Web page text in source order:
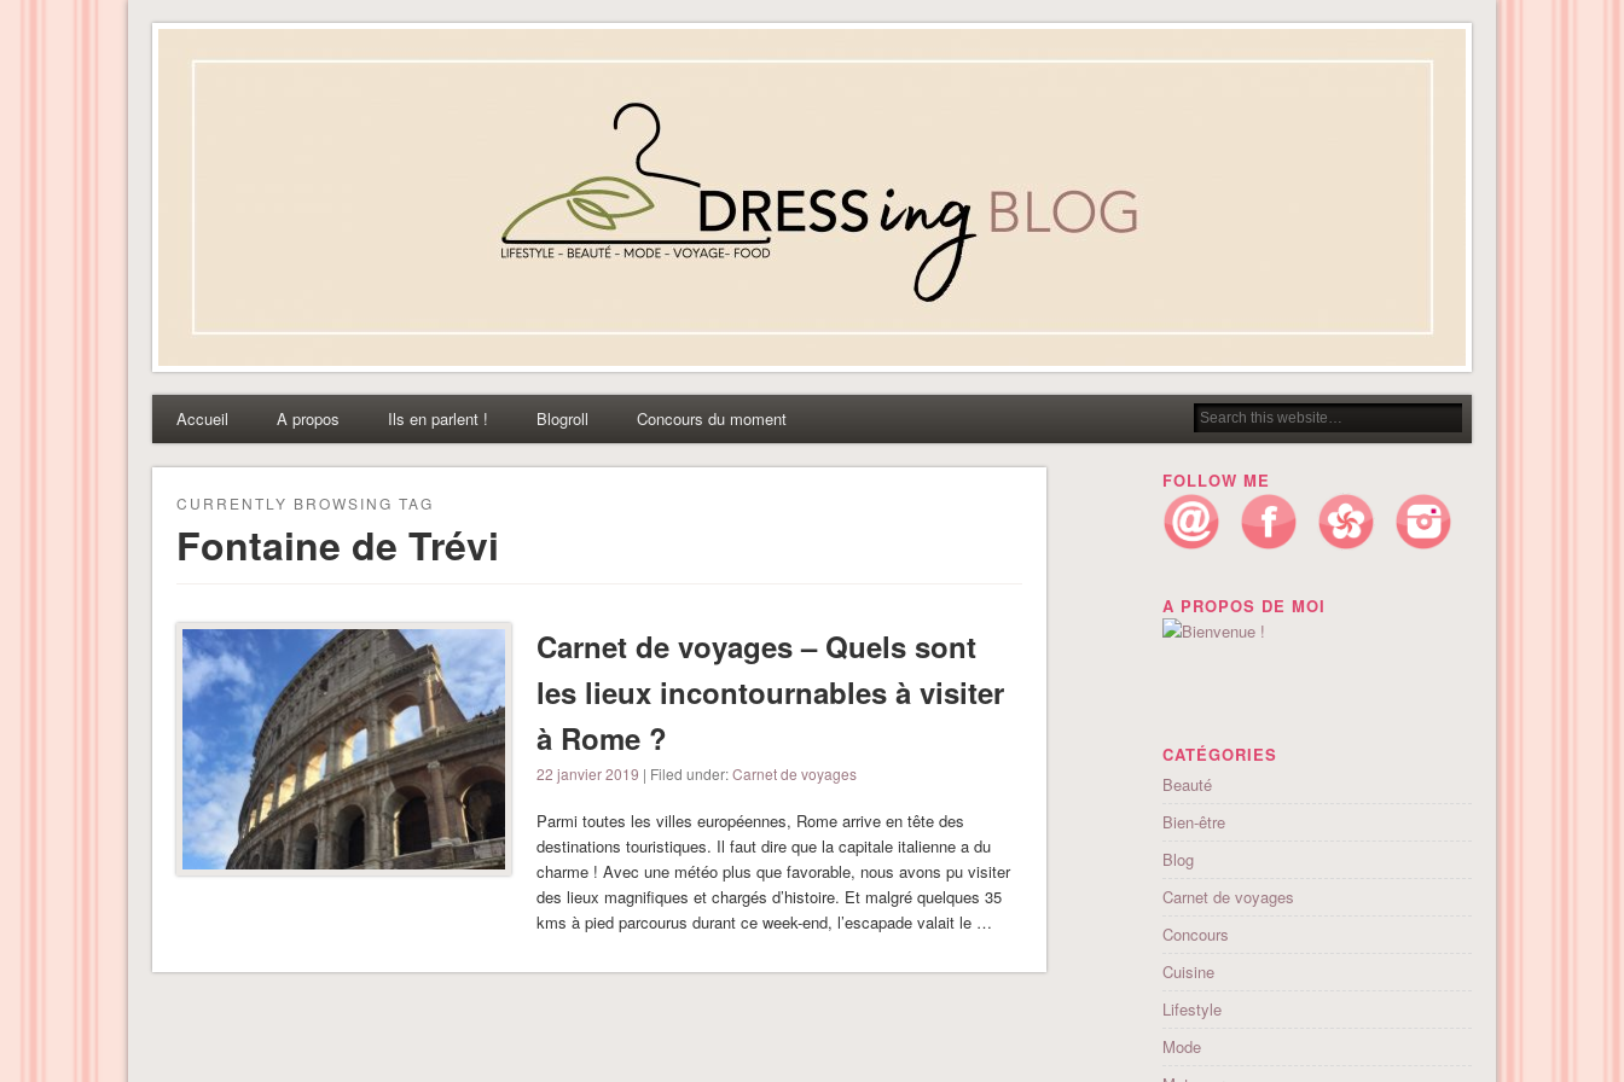
Dress-ing – Blog lifestyle beauté mode à Caen
Accueil A propos Ils en parlent ! Blogroll Concours du moment
CURRENTLY BROWSING TAG
Fontaine de Trévi
Carnet de voyages – Quels sont
les lieux incontournables à visiter
à Rome ?
22 janvier 2019 | Filed under:Carnet de voyages
Parmi toutes les villes européennes, Rome arrive en tête des
destinations touristiques. Il faut dire que la capitale italienne a du
charme ! Avec une météo plus que favorable, nous avons pu visiter
des lieux magnifiques et chargés d’histoire. Et malgré quelques 35
kms à pied parcourus durant ce week-end, l’escapade valait le …
FOLLOW ME
A PROPOS DE MOI
CATÉGORIES
Beauté
Bien-être
Blog
Carnet de voyages
Concours
Cuisine
Lifestyle
Mode